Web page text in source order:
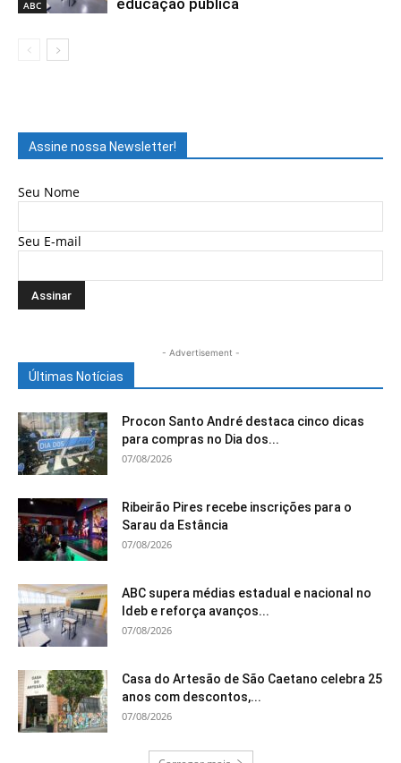
ABC
Assine nossa Newsletter!
Seu Nome
Seu E-mail
- Advertisement -
Últimas Notícias
Procon Santo André destaca cinco dicas
para compras no Dia dos...
07/08/2026
Ribeirão Pires recebe inscrições para o
Sarau da Estância
07/08/2026
ABC supera médias estadual e nacional no
Ideb e reforça avanços...
07/08/2026
Casa do Artesão de São Caetano celebra 25
anos com descontos,...
07/08/2026